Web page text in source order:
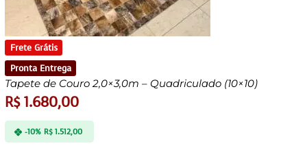
Frete Grátis
Pronta Entrega
Tapete de Couro 2,0×3,0m – Quadriculado (10×10)
R$1.680,00
-10% R$1.512,00